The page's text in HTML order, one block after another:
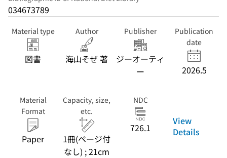
034673789
Material type
図書
Author
海山そぜ 著
Publisher
ジーオーティ
ー
Publication
date
2026.5
Material
Format
Paper
Capacity, size,
etc.
1冊(ページ付
なし) ; 21cm
NDC
726.1
View
Details